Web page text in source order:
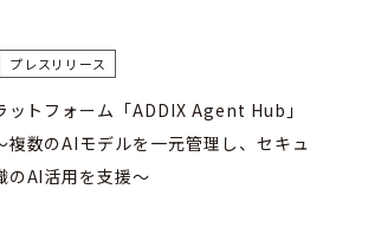
プレスリリース
ットフォーム「ADDIX Agent Hub」
複数のAIモデルを一元管理し、セキュ
のAI活用を支援〜